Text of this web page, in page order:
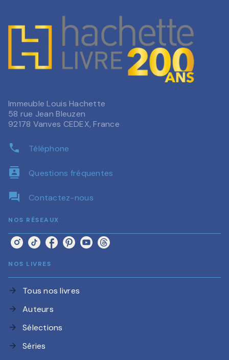
Immeuble Louis Hachette
58 rue Jean Bleuzen
92178 Vanves CEDEX, France
phone Téléphone
contacts Questions fréquentes
question_answer Contactez-nous
NOS RÉSEAUX
NOS LIVRES
arrow_forward Tous nos livres
arrow_forward Auteurs
arrow_forward Sélections
arrow_forward Séries